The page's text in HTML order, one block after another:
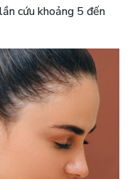
cứu khoảng 5 đến